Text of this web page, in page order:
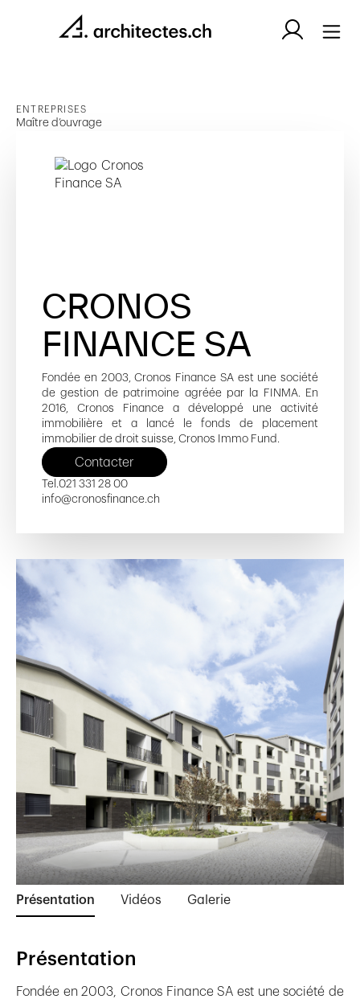
ENTREPRISES
Maître d’ouvrage
CRONOS
FINANCE SA
Fondée en 2003, Cronos Finance SA est une société
de gestion de patrimoine agréée par la FINMA. En
2016, Cronos Finance a développé une activité
immobilière et a lancé le fonds de placement
immobilier de droit suisse, Cronos Immo Fund.
Contacter
Tel.021 331 28 00
info@cronosfinance.ch
Présentation Vidéos Galerie
Présentation
Fondée en 2003, Cronos Finance SA est une société de